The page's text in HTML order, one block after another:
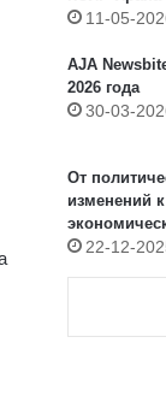
11-05-
AJA
2026 года
30-03-
От
изменений к
войн к
Восточная
22-12-